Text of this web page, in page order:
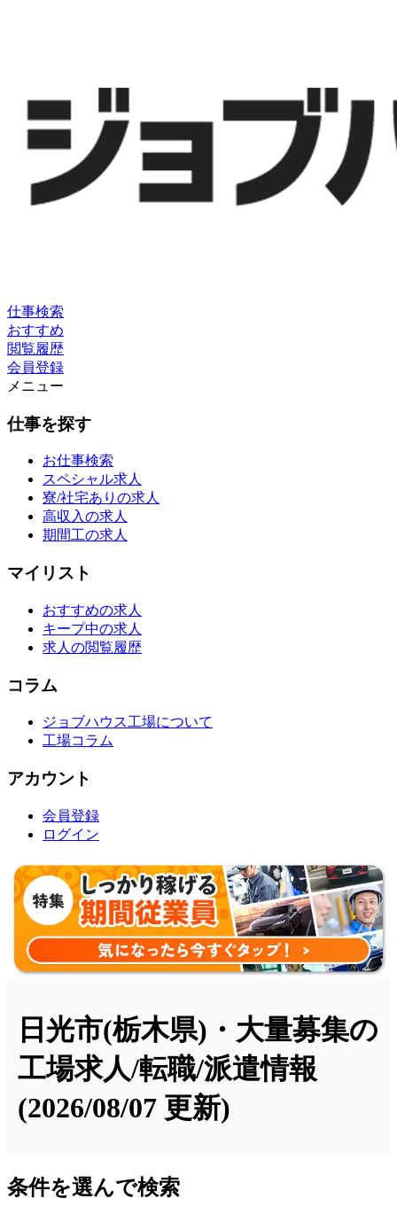
仕事検索
おすすめ
閲覧履歴
会員登録
メニュー
仕事を探す
お仕事検索
スペシャル求人
寮/社宅ありの求人
高収入の求人
期間工の求人
マイリスト
おすすめの求人
キープ中の求人
求人の閲覧履歴
コラム
ジョブハウス工場について
工場コラム
アカウント
会員登録
ログイン
日光市(栃木県)・大量募集の
工場求人/転職/派遣情報
(2026/08/07 更新)
条件を選んで検索